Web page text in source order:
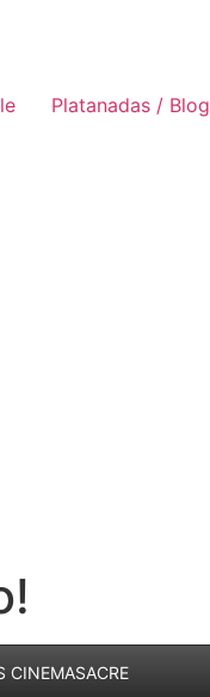
Platanadas / Blog
CINEMASACRE